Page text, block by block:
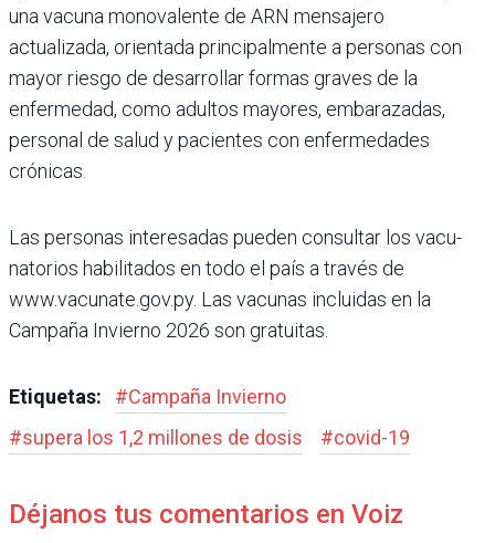
una vacuna monovalente de ARN mensajero
actualizada, orientada principalmente a personas con
mayor riesgo de desarrollar formas gra­ves de la
enfermedad, como adultos mayores, embara­zadas,
personal de salud y pacientes con enfermeda­des
crónicas.
Las personas interesadas pueden consultar los vacu­
natorios habilitados en todo el país a través de
www.vacunate.gov.py. Las vacu­nas incluidas en la
Campaña Invierno 2026 son gratuitas.
Etiquetas: #Campaña Invierno
#supera los 1,2 millones de dosis #covid-19
Déjanos tus comentarios en Voiz